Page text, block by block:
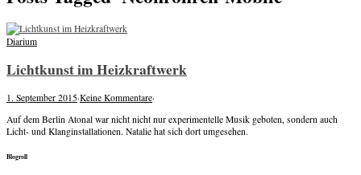
Diarium
Lichtkunst im Heizkraftwerk
1. September 2015·Keine Kommentare·
Auf dem Berlin Atonal war nicht nicht nur experimentelle Musik geboten, sondern auch
Licht- und Klanginstallationen. Natalie hat sich dort umgesehen.
Blogroll